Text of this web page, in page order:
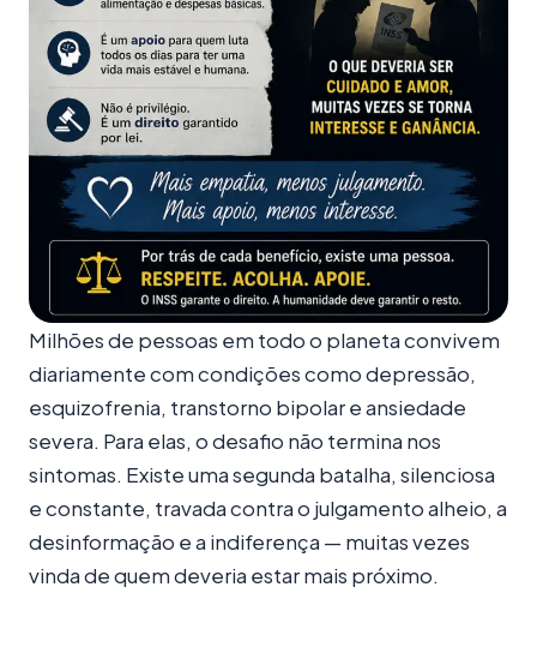
Milhões de pessoas em todo o planeta convivem
diariamente com condições como depressão,
esquizofrenia, transtorno bipolar e ansiedade
severa. Para elas, o desafio não termina nos
sintomas. Existe uma segunda batalha, silenciosa
e constante, travada contra o julgamento alheio, a
desinformação e a indiferença — muitas vezes
vinda de quem deveria estar mais próximo.